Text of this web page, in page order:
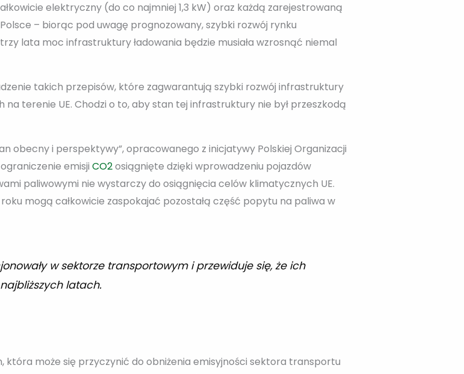
elektryczny (do co najmniej 1,3 kW) oraz każdą zarejestrowaną
– biorąc pod uwagę prognozowany, szybki rozwój rynku
lata moc infrastruktury ładowania będzie musiała wzrosnąć niemal
takich przepisów, które zagwarantują szybki rozwój infrastruktury
terenie UE. Chodzi o to, aby stan tej infrastruktury nie był przeszkodą
obecny i perspektywy”, opracowanego z inicjatywy Polskiej Organizacji
emisji CO2osiągnięte dzięki wprowadzeniu pojazdów
paliwowymi nie wystarczy do osiągnięcia celów klimatycznych UE.
mogą całkowicie zaspokajać pozostałą część popytu na paliwa w
w sektorze transportowym i przewiduje się, że ich
latach.
może się przyczynić do obniżenia emisyjności sektora transportu